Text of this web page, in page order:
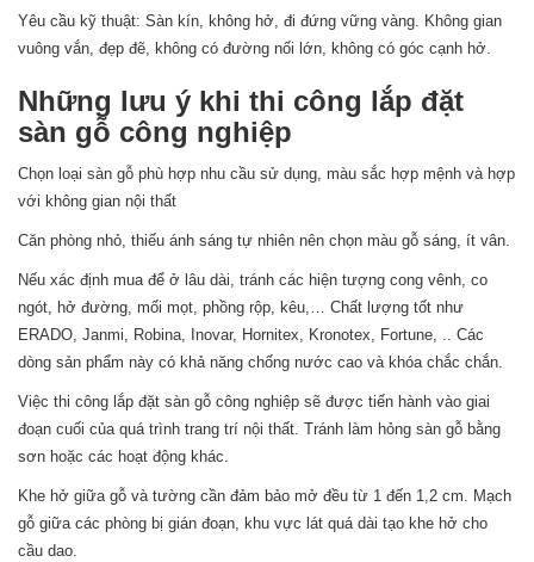
Yêu cầu kỹ thuật: Sàn kín, không hở, đi đứng vững vàng. Không gian
vuông vắn, đẹp đẽ, không có đường nối lớn, không có góc cạnh hở.
Những lưu ý khi thi công lắp đặt
sàn gỗ công nghiệp
Chọn loại sàn gỗ phù hợp nhu cầu sử dụng, màu sắc hợp mệnh và hợp
với không gian nội thất
Căn phòng nhỏ, thiếu ánh sáng tự nhiên nên chọn màu gỗ sáng, ít vân.
Nếu xác định mua để ở lâu dài, tránh các hiện tượng cong vênh, co
ngót, hở đường, mối mọt, phồng rộp, kêu,… Chất lượng tốt như
ERADO, Janmi, Robina, Inovar, Hornitex, Kronotex, Fortune, .. Các
dòng sản phẩm này có khả năng chống nước cao và khóa chắc chắn.
Việc thi công lắp đặt sàn gỗ công nghiệp sẽ được tiến hành vào giai
đoạn cuối của quá trình trang trí nội thất. Tránh làm hỏng sàn gỗ bằng
sơn hoặc các hoạt động khác.
Khe hở giữa gỗ và tường cần đảm bảo mở đều từ 1 đến 1,2 cm. Mạch
gỗ giữa các phòng bị gián đoạn, khu vực lát quá dài tạo khe hở cho
cầu dao.